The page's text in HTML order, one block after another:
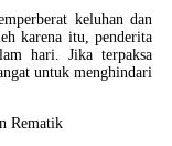
keluhan dan
karena itu, penderita
hari. Jika terpaksa
untuk menghindari